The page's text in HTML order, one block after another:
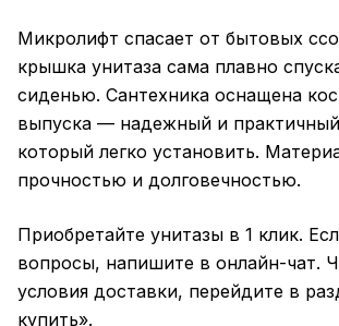
Микролифт спасает от бытовых
крышка унитаза сама плавно
сиденью. Сантехника оснащена
выпуска — надежный и
который легко установить.
прочностью и долговечностью.
Приобретайте унитазы в 1 клик.
вопросы, напишите в онлайн-чат.
условия доставки, перейдите в
купить».